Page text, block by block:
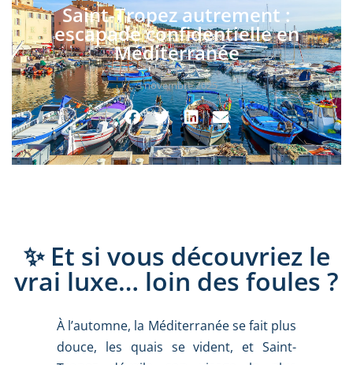
Saint-Tropez autrement :
escapade confidentielle en
Méditerranée
3 novembre 2025
✨ Et si vous découvriez le
vrai luxe… loin des foules ?
À l’automne, la Méditerranée se fait plus
douce, les quais se vident, et Saint-